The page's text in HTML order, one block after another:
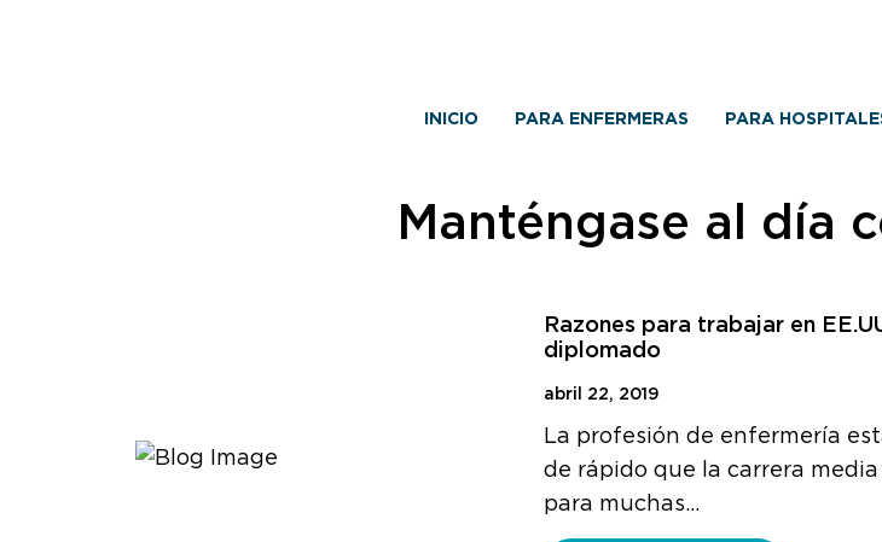
INICIO PARA ENFERMERAS PARA
Manténgase al día
Razones para trabajar en
diplomado
abril 22, 2019
La profesión de enfermería
de rápido que la carrera
para muchas…